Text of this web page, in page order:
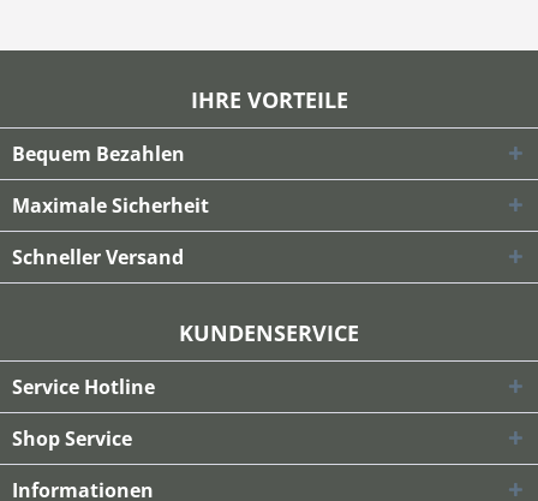
IHRE VORTEILE
Bequem Bezahlen
Maximale Sicherheit
Schneller Versand
KUNDENSERVICE
Service Hotline
Shop Service
Informationen